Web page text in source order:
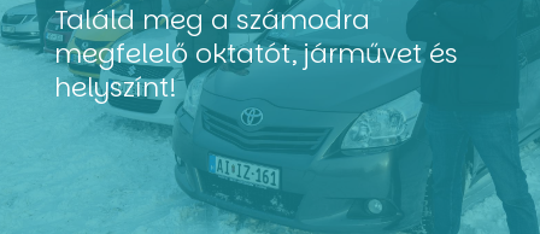
Találd meg a számodra
megfelelő oktatót, járművet és
helyszínt!